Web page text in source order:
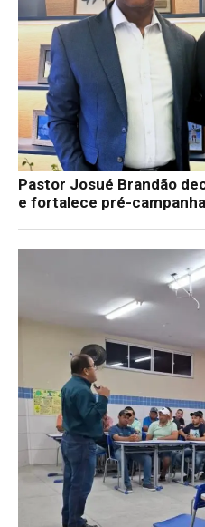
Pastor Josué Brandão
e fortalece pré-